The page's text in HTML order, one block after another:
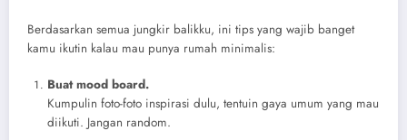
Berdasarkan semua jungkir balikku, ini tips yang wajib banget
kamu ikutin kalau mau punya rumah minimalis:
Buat mood board.
Kumpulin foto-foto inspirasi dulu, tentuin gaya umum yang mau
diikuti. Jangan random.